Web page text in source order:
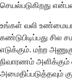
செயல்படுகிறது
உங்கள் வலி
கண்டுபிடிப்பது சில
எடுக்கும். மற்ற
நிவாரணம்
அமைதிப்படுத்தவும்